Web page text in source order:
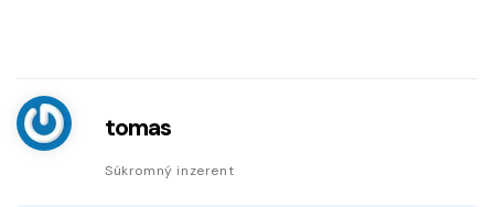
tomas
Súkromný inzerent